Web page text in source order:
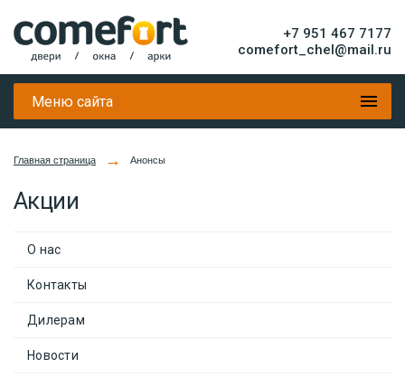
+7 951 467 7177
comefort_chel@mail.ru
Меню сайта
Главная страница → Анонсы
Акции
О нас
Контакты
Дилерам
Новости